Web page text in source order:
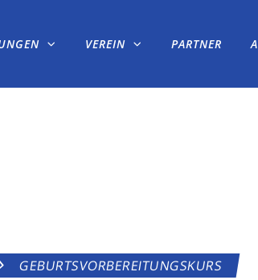
VEREIN PARTNER
GEBURTSVORBEREITUNGSKURS